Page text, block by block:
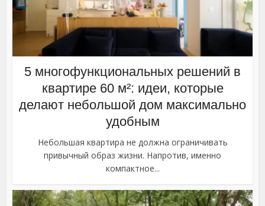
5 многофункциональных решений в
квартире 60 м²: идеи, которые
делают небольшой дом максимально
удобным
Небольшая квартира не должна ограничивать
привычный образ жизни. Напротив, именно
компактное...